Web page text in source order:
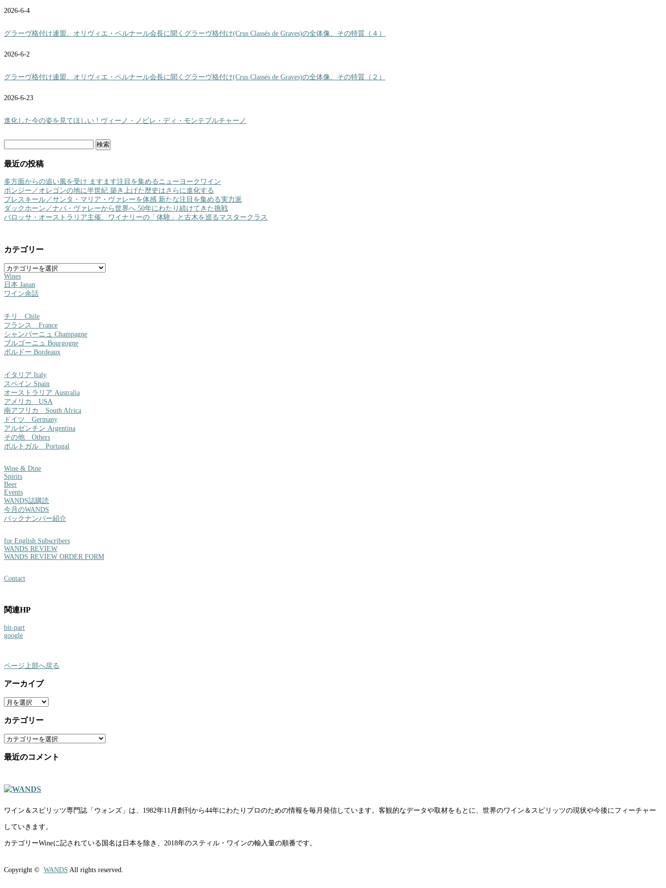
2026-6-4
グラーヴ格付け連盟、オリヴィエ・ベルナール会長に聞くグラーヴ格付け(Crus Classés de Graves)の全体像、その特質（４）
2026-6-2
グラーヴ格付け連盟、オリヴィエ・ベルナール会長に聞くグラーヴ格付け(Crus Classés de Graves)の全体像、その特質（２）
2026-6-23
進化した今の姿を見てほしい ! ヴィーノ・ノビレ・ディ・モンテプルチャーノ
最近の投稿
多方面からの追い風を受け ますます注目を集めるニューヨークワイン
ポンジー／オレゴンの地に半世紀 築き上げた歴史はさらに進化する
プレスキール／サンタ・マリア・ヴァレーを体感 新たな注目を集める実力派
ダックホーン／ナパ・ヴァレーから世界へ 50年にわたり続けてきた挑戦
バロッサ・オーストラリア主催、ワイナリーの「体験」と古木を巡るマスタークラス
カテゴリー
カ
テ
ゴ
リ
Wines
日本 Japan
ワイン余話
チリ Chile
フランス France
シャンパーニュ Champagne
ブルゴーニュ Bourgogne
ボルドー Bordeaux
イタリア Italy
スペイン Spain
オーストラリア Australia
アメリカ USA
南アフリカ South Africa
ドイツ Germany
アルゼンチン Argentina
その他 Others
ポルトガル Portugal
Wine & Dine
Spirits
Beer
Events
WANDS誌購読
今月のWANDS
バックナンバー紹介
for English Subscribers
WANDS REVIEW
WANDS REVIEW ORDER FORM
Contact
関連HP
bit-part
google
ページ上部へ戻る
アーカイブ
ア
カ
ブ
カテゴリー
カ
ゴ
最近のコメント
ワイン＆スピリッツ専門誌「ウォンズ」は、1982年11月創刊から44年にわたりプロのための情報を毎月発信しています。客観的なデータや取材をもとに、世界のワイン＆スピリッツの現状や今後にフィーチャー
していきます。
カテゴリーWineに記されている国名は日本を除き、2018年のスティル・ワインの輸入量の順番です。
Copyright © WANDS All rights reserved.